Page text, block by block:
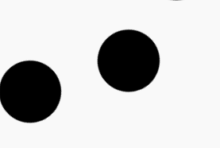
รภัยพิบัติด้วยแอป “พ้นภัย”
ะเสริมสร้างประสิทธิภาพการใช้งาน